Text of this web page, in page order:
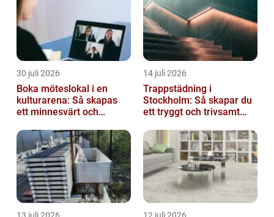
30 juli 2026
Boka möteslokal i en
kulturarena: Så skapas
ett minnesvärt och
14 juli 2026
Trappstädning i
Stockholm: Så skapar du
ett tryggt och trivsamt